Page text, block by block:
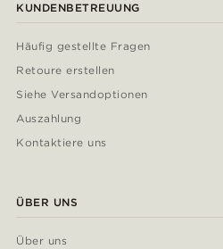
KUNDENBETREUUNG
Häufig gestellte Fragen
Retoure erstellen
Siehe Versandoptionen
Auszahlung
Kontaktiere uns
ÜBER UNS
Über uns